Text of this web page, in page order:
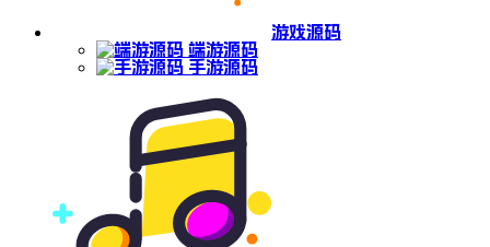
游戏源码
端游源码
手游源码